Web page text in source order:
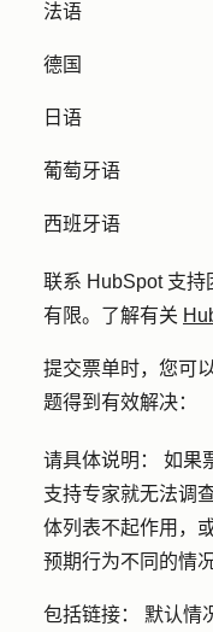
法语
德国
日语
葡萄牙语
西班牙语
联系 HubSpot 支持
有限。了解有关
提交票单时，您可
题得到有效解决：
请具体说明：
如果
支持专家就无法调
体列表不起作用，
预期行为不同的情况
包括链接： 默认情